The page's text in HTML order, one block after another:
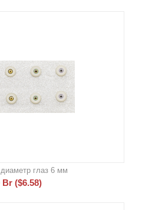
глаз 6 мм
Br ($6.58)